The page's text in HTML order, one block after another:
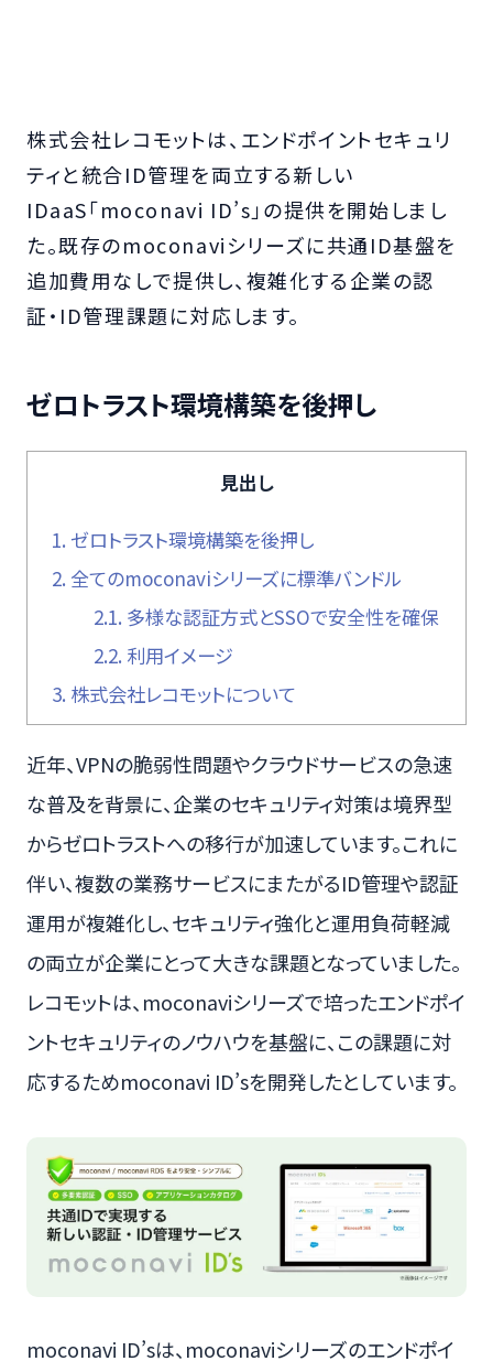
株式会社レコモットは、エンドポイントセキュリ
ティと統合ID管理を両立する新しい
IDaaS「moconavi ID’s」の提供を開始しまし
た。既存のmoconaviシリーズに共通ID基盤を
追加費用なしで提供し、複雑化する企業の認
証・ID管理課題に対応します。
ゼロトラスト環境構築を後押し
見出し
1. ゼロトラスト環境構築を後押し
2. 全てのmoconaviシリーズに標準バンドル
2.1. 多様な認証方式とSSOで安全性を確保
2.2. 利用イメージ
3. 株式会社レコモットについて
近年、VPNの脆弱性問題やクラウドサービスの急速
な普及を背景に、企業のセキュリティ対策は境界型
からゼロトラストへの移行が加速しています。これに
伴い、複数の業務サービスにまたがるID管理や認証
運用が複雑化し、セキュリティ強化と運用負荷軽減
の両立が企業にとって大きな課題となっていました。
レコモットは、moconaviシリーズで培ったエンドポイ
ントセキュリティのノウハウを基盤に、この課題に対
応するためmoconavi ID’sを開発したとしています。
moconavi ID’sは、moconaviシリーズのエンドポイ